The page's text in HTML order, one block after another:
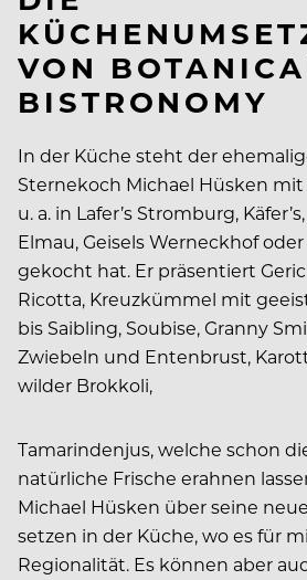
VON
BISTRONOMY
In der Küche steht der
Sternekoch Michael Hüsken mit
u. a. in Lafer’s Stromburg,
Elmau, Geisels Werneckhof
gekocht hat. Er präsentiert
Ricotta, Kreuzkümmel mit
bis Saibling, Soubise, Granny
Zwiebeln und Entenbrust,
wilder Brokkoli,
Tamarindenjus, welche schon
natürliche Frische erahnen
Michael Hüsken über seine
setzen in der Küche, wo es für
Regionalität. Es können aber